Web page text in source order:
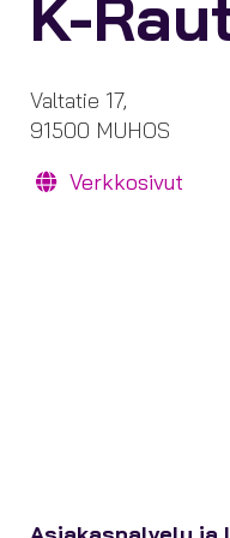
K-
Valtatie 17,
91500 MUHOS
Verkkosivut